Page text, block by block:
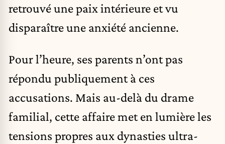
retrouvé une paix intérieure et vu
disparaître une anxiété ancienne.
Pour l’heure, ses parents n’ont pas
répondu publiquement à ces
accusations. Mais au-delà du drame
familial, cette affaire met en lumière les
tensions propres aux dynasties ultra-